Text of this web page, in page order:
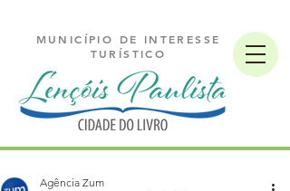
MUNICÍPIO DE INTERESSE
TURÍSTICO
Agência Zum